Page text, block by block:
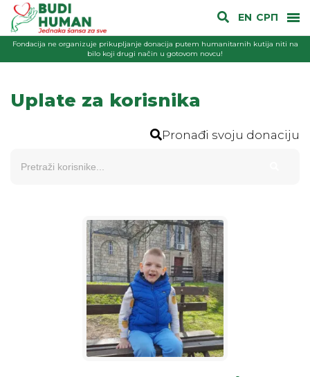
EN СРП
Fondacija ne organizuje prikupljanje donacija putem humanitarnih kutija niti na
bilo koji drugi način u gotovom novcu!
Uplate za korisnika
Pronađi svoju donaciju